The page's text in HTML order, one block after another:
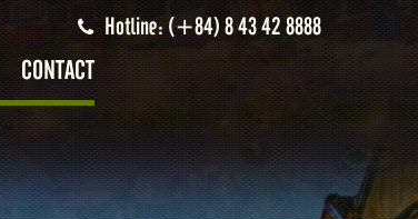
Hotline: (+84) 8 43 42 8888
CONTACT